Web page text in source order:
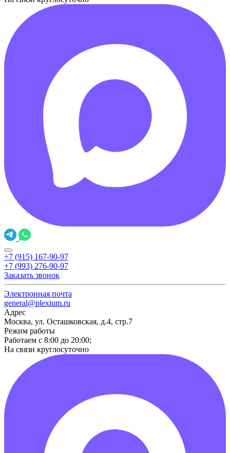
+7 (915) 167-90-97
+7 (993) 276-90-97
Заказать звонок
Электронная почта
general@plexium.ru
Адрес
Москва, ул. Осташковская, д.4, стр.7
Режим работы
Работаем с 8:00 до 20:00;
На связи круглосуточно